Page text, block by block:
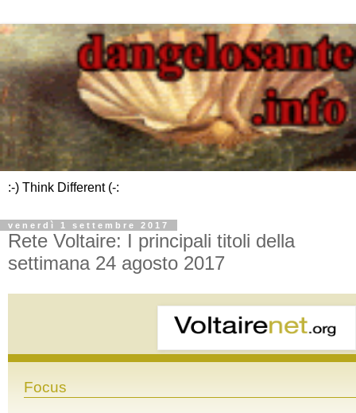
:-) Think Different (-:
venerdì 1 settembre 2017
Rete Voltaire: I principali titoli della
settimana 24 agosto 2017
Focus